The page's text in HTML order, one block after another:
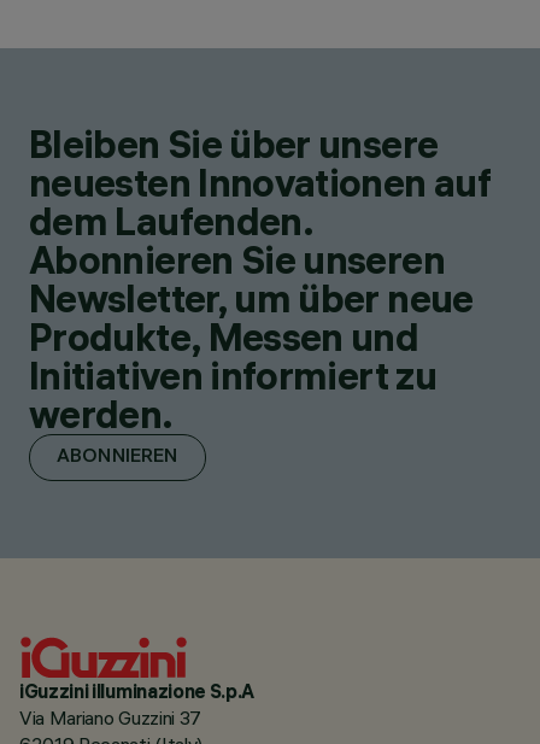
Bleiben Sie über unsere
neuesten Innovationen auf
dem Laufenden.
Abonnieren Sie unseren
Newsletter, um über neue
Produkte, Messen und
Initiativen informiert zu
werden.
ABONNIEREN
iGuzzini illuminazione S.p.A
Via Mariano Guzzini 37